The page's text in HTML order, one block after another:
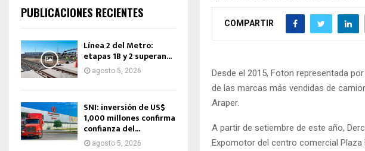
COMPARTIR
Desde el 2015, Foton representada
de las marcas más vendidas de
Araper.
A partir de setiembre de este año,
Expomotor del centro comercial
PUBLICACIONES RECIENTES
Línea 2 del Metro:
etapas 1B y 2 superan...
agosto 5, 2026
SNI: inversión de US$
1,000 millones confirma
confianza del...
agosto 5, 2026